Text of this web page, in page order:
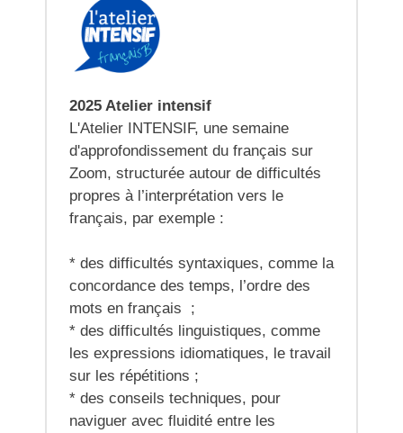
2025 Atelier intensif
L'Atelier INTENSIF, une semaine
d'approfondissement du français sur
Zoom, structurée autour de difficultés
propres à l’interprétation vers le
français, par exemple :
* des difficultés syntaxiques, comme la
concordance des temps, l’ordre des
mots en français ;
* des difficultés linguistiques, comme
les expressions idiomatiques, le travail
sur les répétitions ;
* des conseils techniques, pour
naviguer avec fluidité entre les